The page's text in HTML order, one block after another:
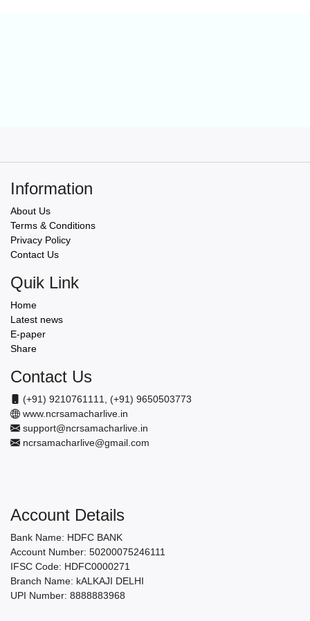
Information
About Us
Terms & Conditions
Privacy Policy
Contact Us
Quik Link
Home
Latest news
E-paper
Share
Contact Us
(+91) 9210761111, (+91) 9650503773
www.ncrsamacharlive.in
support@ncrsamacharlive.in
ncrsamacharlive@gmail.com
Account Details
Bank Name: HDFC BANK
Account Number: 50200075246111
IFSC Code: HDFC0000271
Branch Name: kALKAJI DELHI
UPI Number: 8888883968